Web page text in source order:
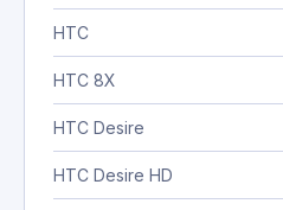
HTC
HTC 8X
HTC Desire
HTC Desire HD